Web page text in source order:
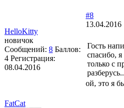
HelloKitty
новичок
Сообщений: 8 Баллов:
4 Регистрация:
08.04.2016
#8
13.04.2016
Гость
спасибо, я
только с
ой, это я
FatCat